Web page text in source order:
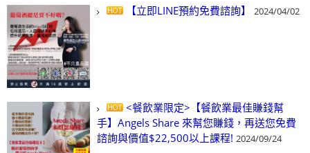
【立即LINE預約免費諮詢】 2024/04/02
<餐飲業限定>【餐飲業最佳賺錢幫
手】Angels Share 來幫您賺錢，再送您免費
諮詢與價值$22,500以上課程! 2024/09/24